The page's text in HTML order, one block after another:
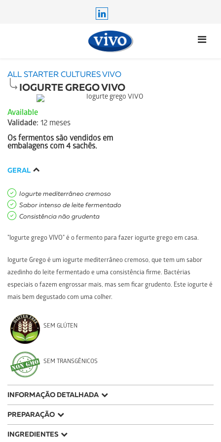
ALL STARTER CULTURES VIVO
IOGURTE GREGO VIVO
Available
Validade: 12 meses
Os fermentos são vendidos em
embalagens com 4 sachês.
GERAL
Iogurte mediterrâneo cremoso
Sabor intenso de leite fermentado
Consistência não grudenta
"Iogurte grego VIVO" é o fermento para fazer iogurte grego em casa.
Iogurte Grego é um iogurte mediterrâneo cremoso, que tem um sabor
azedinho do leite fermentado e uma consistência firme. Bactérias
especiais o fazem engrossar mais, mas sem ficar grudento. Este iogurte é
mais bem degustado com uma colher.
SEM GLÚTEN
SEM TRANSGÊNICOS
INFORMAÇÃO DETALHADA
O fermento natural VIVO Greek Yogurt é destinado ao iogurte grego
caseiro. O iogurte grego coado contém uma grande quantidade de cálcio,
aproximadamente 10% da necessidade diária de uma pessoa. O teor de
PREPARAÇÃO
COZINHANDO IOGURTE GREGO Prepare o iogurte grego seguindo a
INGREDIENTES